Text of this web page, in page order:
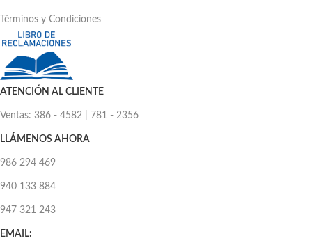
Términos y Condiciones
ATENCIÓN AL CLIENTE
Ventas: 386 - 4582 | 781 - 2356
LLÁMENOS AHORA
986 294 469
940 133 884
947 321 243
EMAIL: